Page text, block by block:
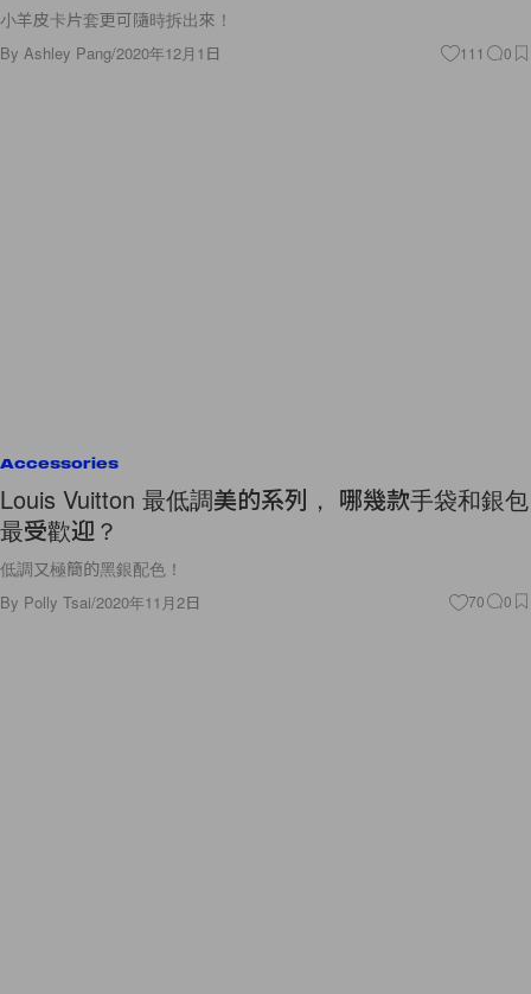
小羊皮卡片套更可隨時拆出來！
By Ashley Pang/2020年12月1日 111 0
Accessories
Louis Vuitton 最低調美的系列， 哪幾款手袋和銀包
最受歡迎？
低調又極簡的黑銀配色！
By Polly Tsai/2020年11月2日 70 0